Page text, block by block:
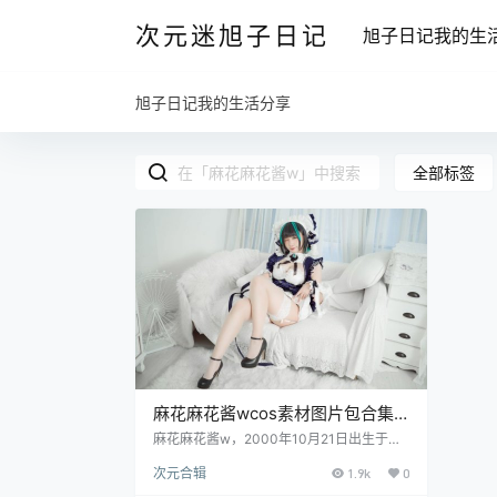
次元迷旭子日记 旭子日记我的生
旭子日记我的生活分享
全部标签
麻花麻花酱wcos素材图片包合集
整理
麻花麻花酱w，2000年10月21日出生于上
动漫博宔，目前在围脖平台粉丝量已有34.4
次元合辑 1.9k 0